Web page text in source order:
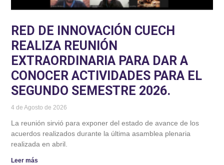
RED DE INNOVACIÓN CUECH
REALIZA REUNIÓN
EXTRAORDINARIA PARA DAR A
CONOCER ACTIVIDADES PARA EL
SEGUNDO SEMESTRE 2026.
4 de Agosto de 2026
La reunión sirvió para exponer del estado de avance de los
acuerdos realizados durante la última asamblea plenaria
realizada en abril.
Leer más